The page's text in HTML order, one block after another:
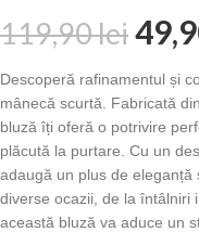
119,90lei
Descoperă rafinamentul și
mânecă scurtă. Fabricată
bluză îți oferă o potrivire
plăcută la purtare. Cu un
adaugă un plus de eleganță
diverse ocazii, de la întâlniri
această bluză va aduce un